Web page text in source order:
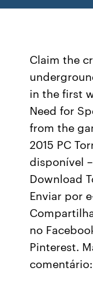
Claim the
in the first
Need for
from the
2015 PC
disponível
Download
Enviar por
no
Pinterest.
comentário: